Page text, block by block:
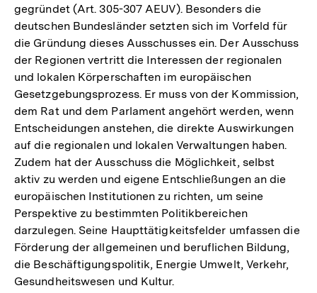
gegründet (Art. 305-307 AEUV). Besonders die
deutschen Bundesländer setzten sich im Vorfeld für
die Gründung dieses Ausschusses ein. Der Ausschuss
der Regionen vertritt die Interessen der regionalen
und lokalen Körperschaften im europäischen
Gesetzgebungsprozess. Er muss von der Kommission,
dem Rat und dem Parlament angehört werden, wenn
Entscheidungen anstehen, die direkte Auswirkungen
auf die regionalen und lokalen Verwaltungen haben.
Zudem hat der Ausschuss die Möglichkeit, selbst
aktiv zu werden und eigene Entschließungen an die
europäischen Institutionen zu richten, um seine
Perspektive zu bestimmten Politikbereichen
darzulegen. Seine Haupttätigkeitsfelder umfassen die
Förderung der allgemeinen und beruflichen Bildung,
die Beschäftigungspolitik, Energie Umwelt, Verkehr,
Gesundheitswesen und Kultur.